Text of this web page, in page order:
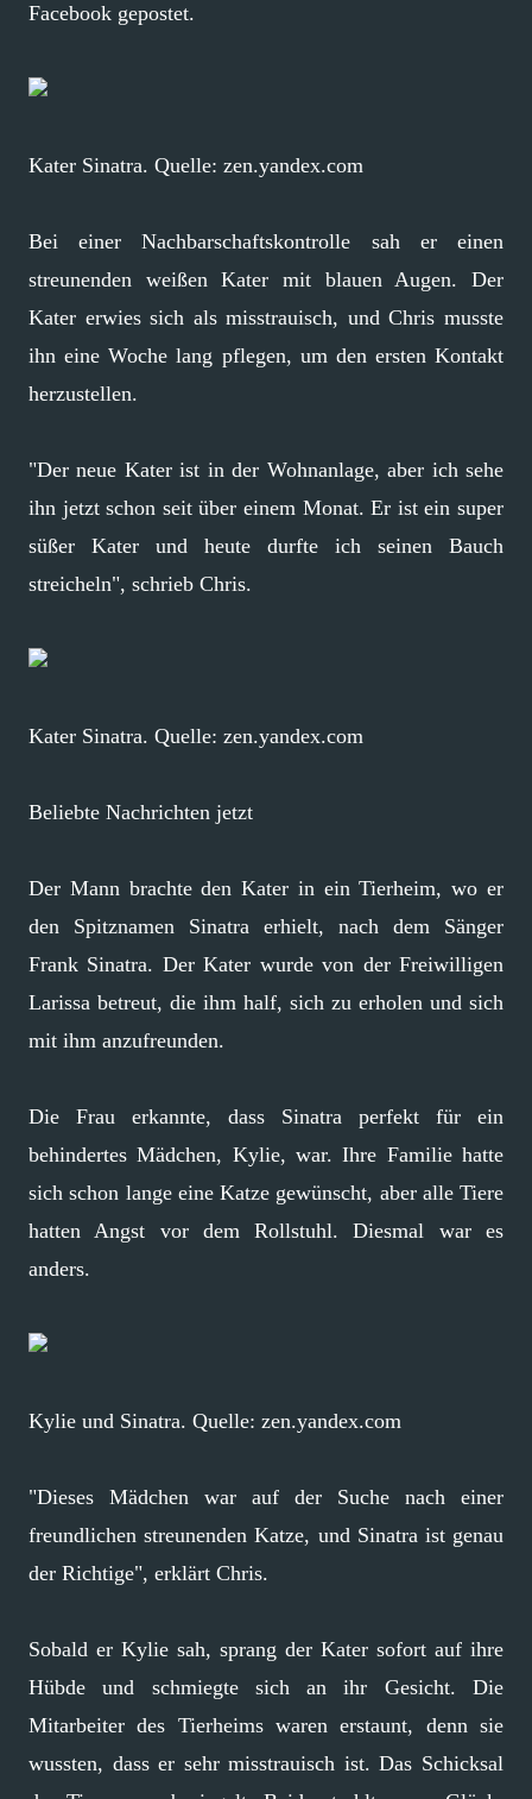
Facebook gepostet.
Kater Sinatra. Quelle: zen.yandex.com
Bei einer Nachbarschaftskontrolle sah er einen
streunenden weißen Kater mit blauen Augen. Der
Kater erwies sich als misstrauisch, und Chris musste
ihn eine Woche lang pflegen, um den ersten Kontakt
herzustellen.
"Der neue Kater ist in der Wohnanlage, aber ich sehe
ihn jetzt schon seit über einem Monat. Er ist ein super
süßer Kater und heute durfte ich seinen Bauch
streicheln", schrieb Chris.
Kater Sinatra. Quelle: zen.yandex.com
Beliebte Nachrichten jetzt
Der Mann brachte den Kater in ein Tierheim, wo er
den Spitznamen Sinatra erhielt, nach dem Sänger
Frank Sinatra. Der Kater wurde von der Freiwilligen
Larissa betreut, die ihm half, sich zu erholen und sich
mit ihm anzufreunden.
Die Frau erkannte, dass Sinatra perfekt für ein
behindertes Mädchen, Kylie, war. Ihre Familie hatte
sich schon lange eine Katze gewünscht, aber alle Tiere
hatten Angst vor dem Rollstuhl. Diesmal war es
anders.
Kylie und Sinatra. Quelle: zen.yandex.com
"Dieses Mädchen war auf der Suche nach einer
freundlichen streunenden Katze, und Sinatra ist genau
der Richtige", erklärt Chris.
Sobald er Kylie sah, sprang der Kater sofort auf ihre
Hübde und schmiegte sich an ihr Gesicht. Die
Mitarbeiter des Tierheims waren erstaunt, denn sie
wussten, dass er sehr misstrauisch ist. Das Schicksal